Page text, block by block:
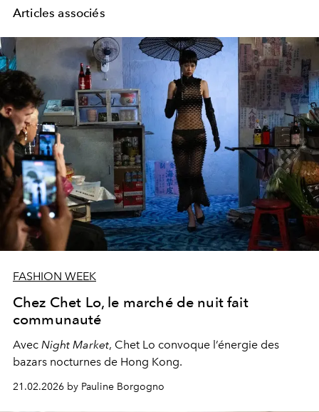
Articles associés
FASHION WEEK
Chez Chet Lo, le marché de nuit fait
communauté
Avec Night Market, Chet Lo convoque l’énergie des
bazars nocturnes de Hong Kong.
21.02.2026 by Pauline Borgogno